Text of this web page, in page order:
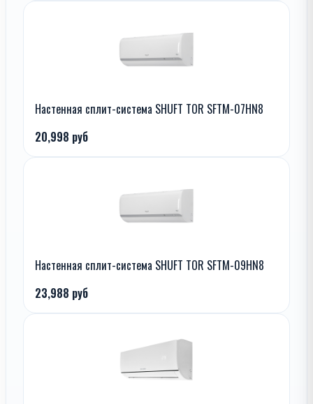
Настенная сплит-система SHUFT TOR SFTM-07HN8
20,998 руб
Настенная сплит-система SHUFT TOR SFTM-09HN8
23,988 руб